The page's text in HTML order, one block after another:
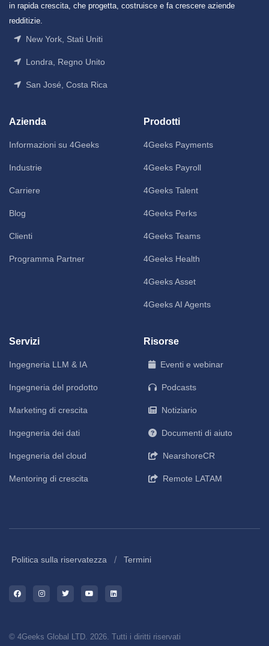
in rapida crescita, che progetta, costruisce e fa crescere aziende
redditizie.
New York, Stati Uniti
Londra, Regno Unito
San José, Costa Rica
Azienda
Informazioni su 4Geeks
Industrie
Carriere
Blog
Clienti
Programma Partner
Prodotti
4Geeks Payments
4Geeks Payroll
4Geeks Talent
4Geeks Perks
4Geeks Teams
4Geeks Health
4Geeks Asset
4Geeks AI Agents
Servizi
Ingegneria LLM & IA
Ingegneria del prodotto
Marketing di crescita
Ingegneria dei dati
Ingegneria del cloud
Mentoring di crescita
Risorse
Eventi e webinar
Podcasts
Notiziario
Documenti di aiuto
NearshoreCR
Remote LATAM
Politica sulla riservatezza / Termini
© 4Geeks Global LTD. 2026. Tutti i diritti riservati